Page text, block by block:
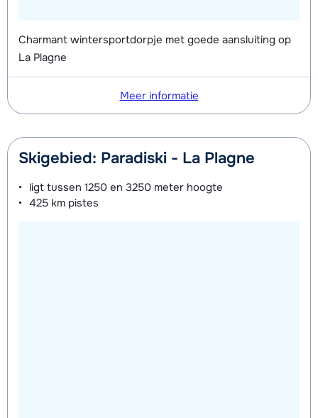
Charmant wintersportdorpje met goede aansluiting op
La Plagne
Meer informatie
Skigebied: Paradiski - La Plagne
ligt tussen 1250 en 3250 meter hoogte
425 km pistes